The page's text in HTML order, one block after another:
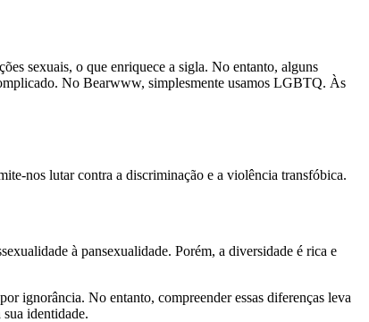
sexuais, o que enriquece a sigla. No entanto, alguns
No Bearwww, simplesmente usamos LGBTQ. Às
nos lutar contra a discriminação e a violência transfóbica.
à pansexualidade. Porém, a diversidade é rica e
ignorância. No entanto, compreender essas diferenças leva
identidade.